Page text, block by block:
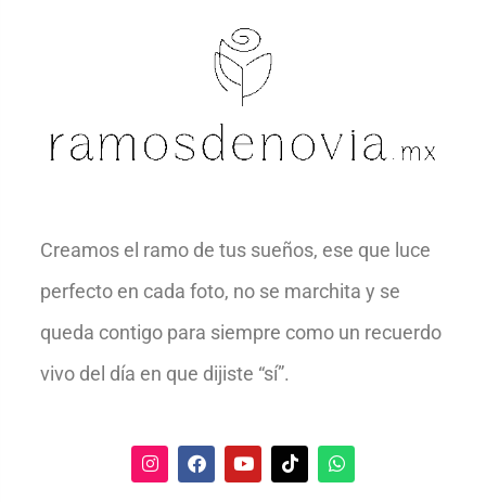
Creamos el ramo de tus sueños, ese que luce
perfecto en cada foto, no se marchita y se
queda contigo para siempre como un recuerdo
vivo del día en que dijiste “sí”.